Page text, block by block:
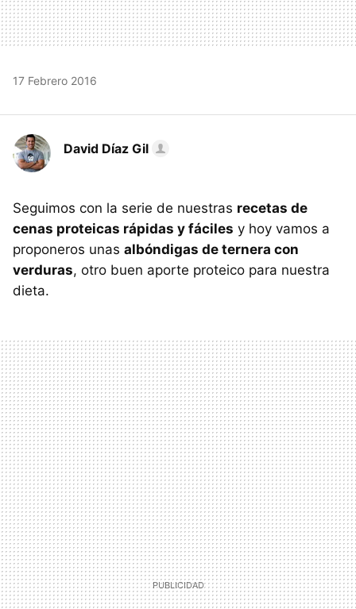
17 Febrero 2016
David Díaz Gil
Seguimos con la serie de nuestras recetas de
cenas proteicas rápidas y fáciles y hoy vamos a
proponeros unas albóndigas de ternera con
verduras, otro buen aporte proteico para nuestra
dieta.